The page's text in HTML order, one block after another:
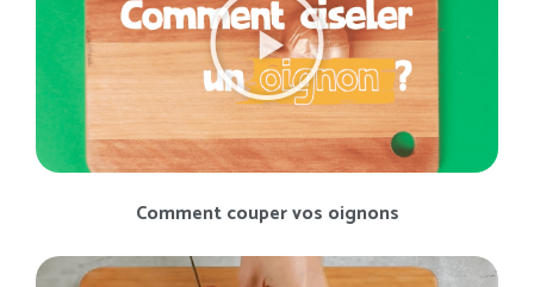
Comment couper vos oignons